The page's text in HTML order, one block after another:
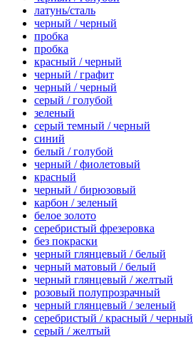
латунь/сталь
черный / черный
пробка
пробка
красный / черный
черный / графит
черный / черный
серый / голубой
зеленый
серый темный / черный
синий
белый / голубой
черный / фиолетовый
красный
черный / бирюзовый
карбон / зеленый
белое золото
серебристый фрезеровка
без покраски
черный глянцевый / белый
черный матовый / белый
черный глянцевый / желтый
розовый полупрозрачный
черный глянцевый / зеленый
серебристый / красный / черный
серый / желтый